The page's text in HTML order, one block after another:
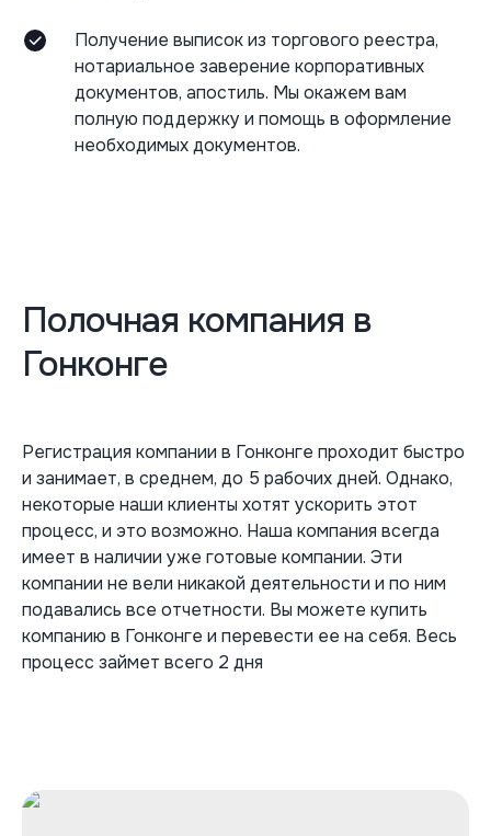
Получение выписок из торгового реестра,
нотариальное заверение корпоративных
документов, апостиль. Мы окажем вам
полную поддержку и помощь в оформление
необходимых документов.
Полочная компания в
Гонконге
Регистрация компании в Гонконге проходит быстро
и занимает, в среднем, до 5 рабочих дней. Однако,
некоторые наши клиенты хотят ускорить этот
процесс, и это возможно. Наша компания всегда
имеет в наличии уже готовые компании. Эти
компании не вели никакой деятельности и по ним
подавались все отчетности. Вы можете купить
компанию в Гонконге и перевести ее на себя. Весь
процесс займет всего 2 дня